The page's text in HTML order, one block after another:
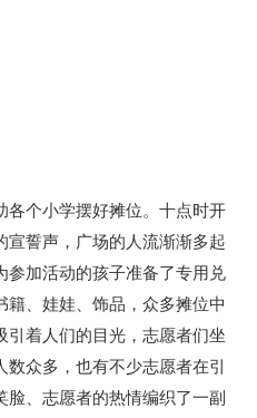
各个小学摆好摊位。十点时开
宣誓声，广场的人流渐渐多起
参加活动的孩子准备了专用兑
、娃娃、饰品，众多摊位中
引着人们的目光，志愿者们坐
众多，也有不少志愿者在引
、志愿者的热情编织了一副